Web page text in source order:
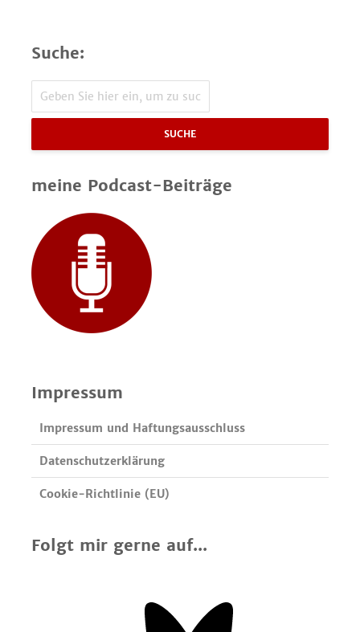
Suche:
SUCHE
meine Podcast-Beiträge
Impressum
Impressum und Haftungsausschluss
Datenschutzerklärung
Cookie-Richtlinie (EU)
Folgt mir gerne auf...